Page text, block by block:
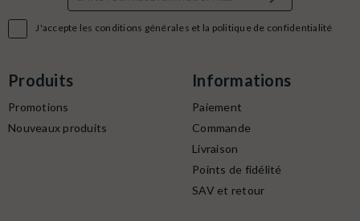
J'accepte les conditions générales et la politique de confidentialité
Produits
Promotions
Nouveaux produits
Informations
Paiement
Commande
Livraison
Points de fidélité
SAV et retour